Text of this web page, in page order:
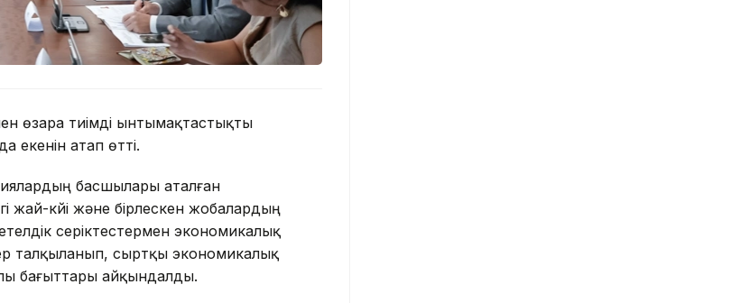
өзара тиімді ынтымақтастықты
екенін атап өтті.
басшылары аталған
күйі және бірлескен жобалардың
серіктестермен экономикалық
талқыланып, сыртқы экономикалық
бағыттары айқындалды.